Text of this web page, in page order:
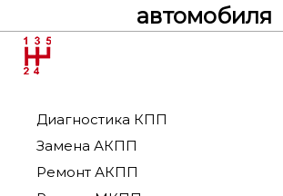
автомобиля
Диагностика КПП
Замена АКПП
Ремонт АКПП